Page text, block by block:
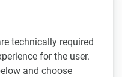
technically required
for the user.
and choose